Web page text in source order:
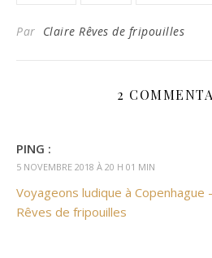
Par Claire Rêves de fripouilles
2
PING :
5 NOVEMBRE 2018 À 20 H 01 MIN
Voyageons ludique à Copenhague
Rêves de fripouilles